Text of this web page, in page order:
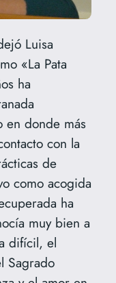
Luisa
«La Pata
ha
en donde más
con la
de
como acogida
ha
muy bien a
difícil, el
Sagrado